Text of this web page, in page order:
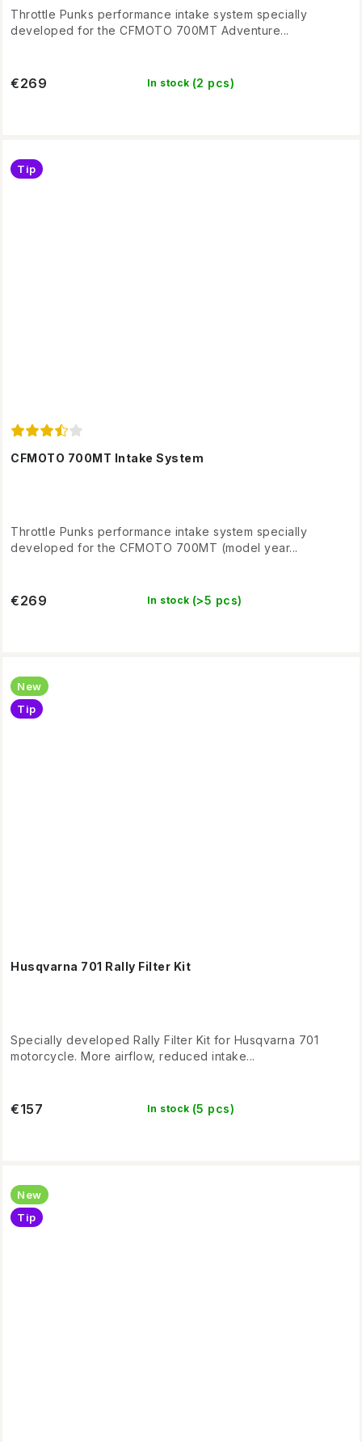
In stock (2 pcs)
€269
Throttle Punks performance intake system specially
developed for the CFMOTO 700MT Adventure...
CFMOTO 700MT Intake System
Tip
In stock (>5 pcs)
€269
Throttle Punks performance intake system specially
developed for the CFMOTO 700MT (model year...
Husqvarna 701 Rally Filter Kit
New
Tip
In stock (5 pcs)
€157
Specially developed Rally Filter Kit for Husqvarna 701
motorcycle. More airflow, reduced intake...
New
Tip